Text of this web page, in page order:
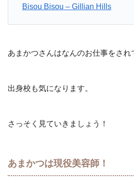
Bisou Bisou – Gillian Hills
あまかつさんはなんのお仕事をされ
出身校も気になります。
さっそく見ていきましょう！
あまかつは現役美容師！